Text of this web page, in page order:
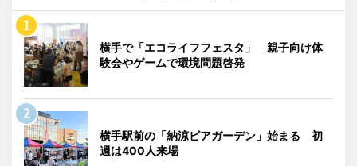
横手で「エコライフフェスタ」 親子向け体
験会やゲームで環境問題啓発
横手駅前の「納涼ビアガーデン」始まる 初
週は400人来場